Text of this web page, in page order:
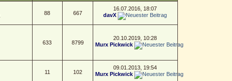
88 667
16.07.2016, 18:07
davX
633 8799
20.10.2019, 10:28
Murx Pickwick
11 102
09.01.2013, 19:54
Murx Pickwick